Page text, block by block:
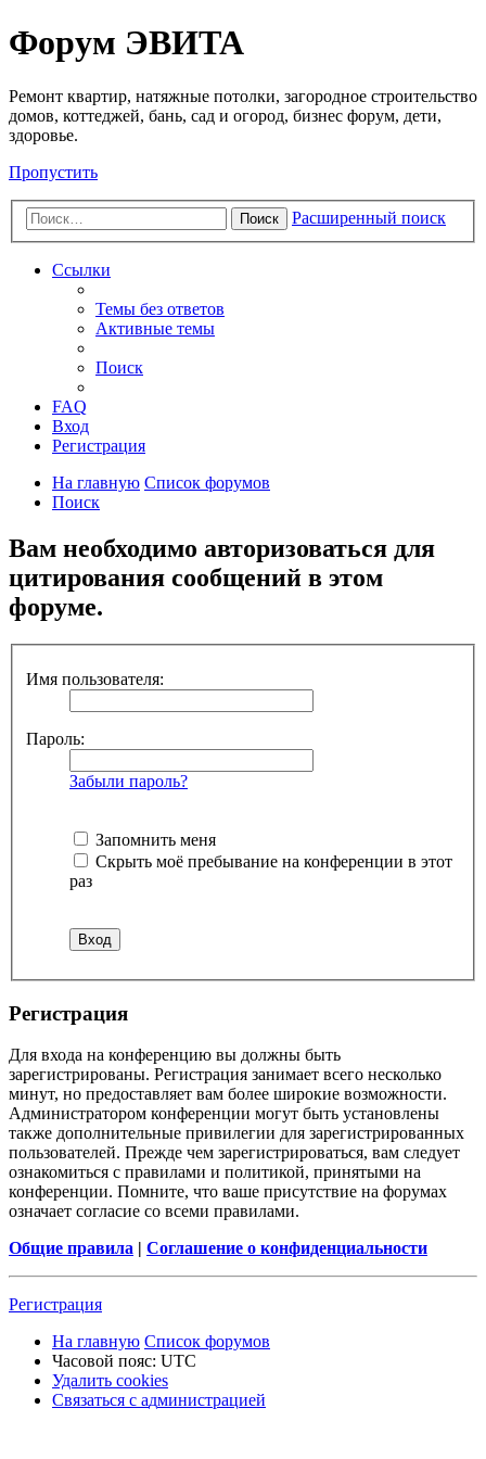
Регистрация
Форум ЭВИТА
Ремонт квартир, натяжные потолки, загородное строительство
домов, коттеджей, бань, сад и огород, бизнес форум, дети,
здоровье.
Пропустить
Поиск Расширенный поиск
Ссылки
Темы без ответов
Активные темы
Поиск
FAQ
Вход
Регистрация
На главную Список форумов
Поиск
Вам необходимо авторизоваться для
цитирования сообщений в этом
форуме.
Имя пользователя:
Пароль:
Забыли пароль?
Запомнить меня
Скрыть моё пребывание на конференции в этот
раз
Регистрация
Для входа на конференцию вы должны быть
зарегистрированы. Регистрация занимает всего несколько
минут, но предоставляет вам более широкие возможности.
Администратором конференции могут быть установлены
также дополнительные привилегии для зарегистрированных
пользователей. Прежде чем зарегистрироваться, вам следует
ознакомиться с правилами и политикой, принятыми на
конференции. Помните, что ваше присутствие на форумах
означает согласие со всеми правилами.
Общие правила | Соглашение о конфиденциальности
Регистрация
На главную Список форумов
Часовой пояс: UTC
Удалить cookies
Связаться
Связаться с администрацией